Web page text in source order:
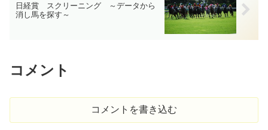
日経賞 スクリーニング ～データから
消し馬を探す～
コメント
コメントを書き込む